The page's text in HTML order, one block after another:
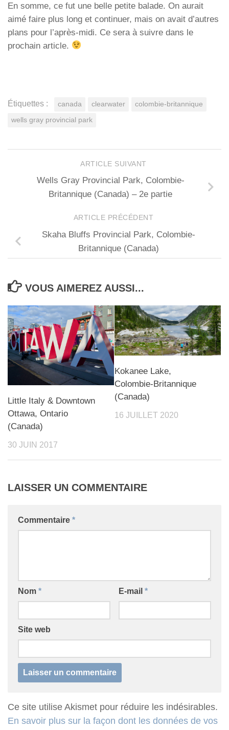
En somme, ce fut une belle petite balade. On aurait
aimé faire plus long et continuer, mais on avait d’autres
plans pour l’après-midi. Ce sera à suivre dans le
prochain article.
Étiquettes : canada clearwater colombie-britannique
wells gray provincial park
ARTICLE SUIVANT
Wells Gray Provincial Park, Colombie-
Britannique (Canada) – 2e partie
ARTICLE PRÉCÉDENT
Skaha Bluffs Provincial Park, Colombie-
Britannique (Canada)
VOUS AIMEREZ AUSSI...
Little Italy & Downtown
Ottawa, Ontario
(Canada)
30 JUIN 2017
Kokanee Lake,
Colombie-Britannique
(Canada)
16 JUILLET 2020
LAISSER UN COMMENTAIRE
Commentaire *
Nom * E-mail *
Site web
Ce site utilise Akismet pour réduire les indésirables.
En savoir plus sur la façon dont les données de vos